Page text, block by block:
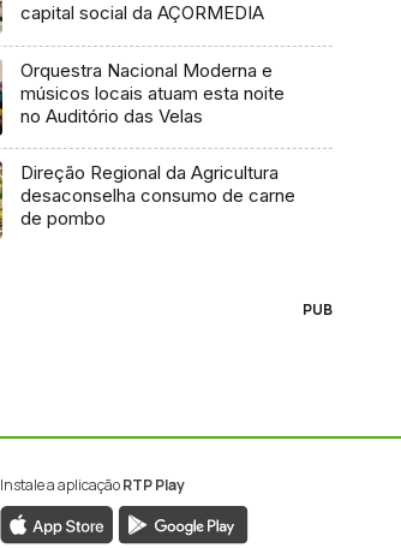
capital social da AÇORMEDIA
Orquestra Nacional Moderna e
músicos locais atuam esta noite
no Auditório das Velas
Direção Regional da Agricultura
desaconselha consumo de carne
de pombo
PUB
Instale a aplicaçãoRTP Play